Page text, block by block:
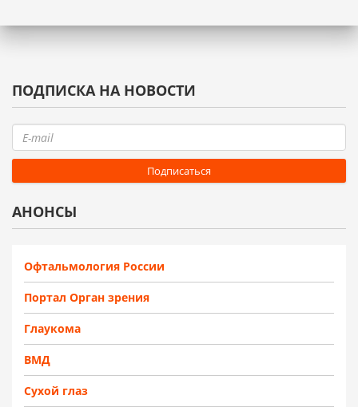
ПОДПИСКА НА НОВОСТИ
АНОНСЫ
Офтальмология России
Портал Орган зрения
Глаукома
ВМД
Сухой глаз